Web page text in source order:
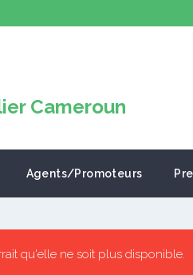
Agents/Promoteurs
qu'elle ne soit plus disponible.